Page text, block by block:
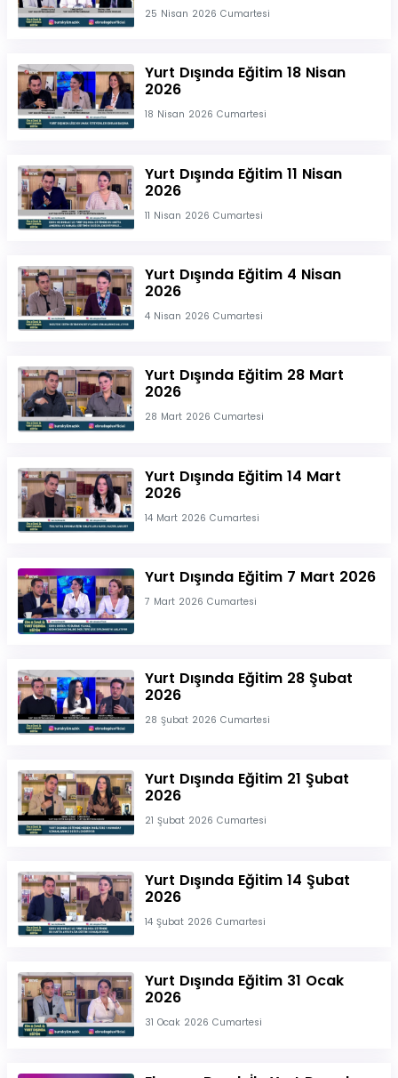
25 Nisan 2026 Cumartesi
Yurt Dışında Eğitim 18 Nisan
2026
18 Nisan 2026 Cumartesi
Yurt Dışında Eğitim 11 Nisan
2026
11 Nisan 2026 Cumartesi
Yurt Dışında Eğitim 4 Nisan
2026
4 Nisan 2026 Cumartesi
Yurt Dışında Eğitim 28 Mart
2026
28 Mart 2026 Cumartesi
Yurt Dışında Eğitim 14 Mart
2026
14 Mart 2026 Cumartesi
Yurt Dışında Eğitim 7 Mart 2026
7 Mart 2026 Cumartesi
Yurt Dışında Eğitim 28 Şubat
2026
28 Şubat 2026 Cumartesi
Yurt Dışında Eğitim 21 Şubat
2026
21 Şubat 2026 Cumartesi
Yurt Dışında Eğitim 14 Şubat
2026
14 Şubat 2026 Cumartesi
Yurt Dışında Eğitim 31 Ocak
2026
31 Ocak 2026 Cumartesi